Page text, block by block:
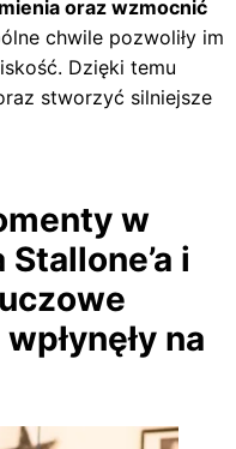
oraz wzmocnić
chwile pozwoliły im
Dzięki temu
stworzyć silniejsze
w
i
na